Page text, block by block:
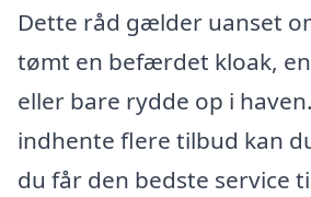
Dette råd gælder uanset
tømt en befærdet kloak,
eller bare rydde op i
indhente flere tilbud kan
du får den bedste service